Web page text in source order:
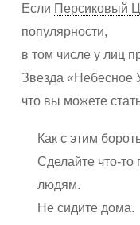
Если Персиковый
популярности,
в том числе у лиц
Звезда «Небесное
что вы можете
Как с этим
Сделайте что-то
людям.
Не сидите дома.